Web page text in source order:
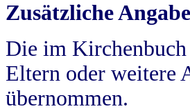
Zusätzliche
Die im
Eltern oder weitere
übernommen.